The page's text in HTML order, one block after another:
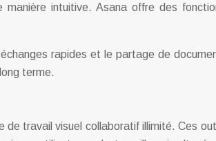
intuitive. Asana offre des
rapides et le partage de
terme.
travail visuel collaboratif illimité. Ces